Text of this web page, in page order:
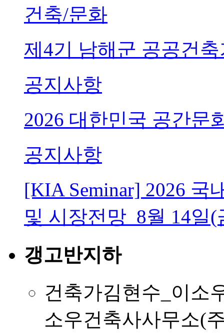
건축/문화
제4기 남해군 공공건
공지사항
2026 대한민국 공간문
공지사항
[KIA Seminar] 2026 국
및 시장전망_8월 14일(
갱고반지하
건축가김현수_이소
소우건축사사무소(